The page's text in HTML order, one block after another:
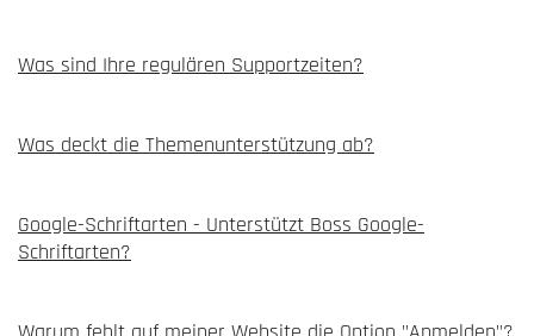
Was sind Ihre regulären Supportzeiten?
Was deckt die Themenunterstützung ab?
Google-Schriftarten - Unterstützt Boss Google-
Schriftarten?